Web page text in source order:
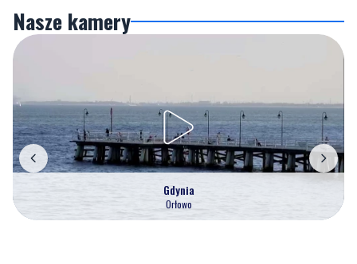
Nasze kamery
Gdynia
Orłowo